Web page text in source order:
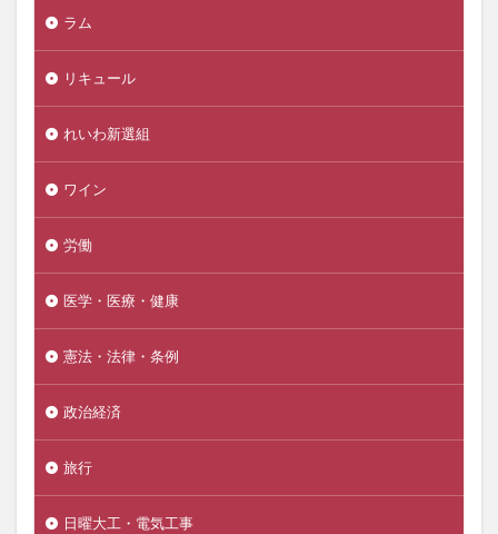
ラム
リキュール
れいわ新選組
ワイン
労働
医学・医療・健康
憲法・法律・条例
政治経済
旅行
日曜大工・電気工事